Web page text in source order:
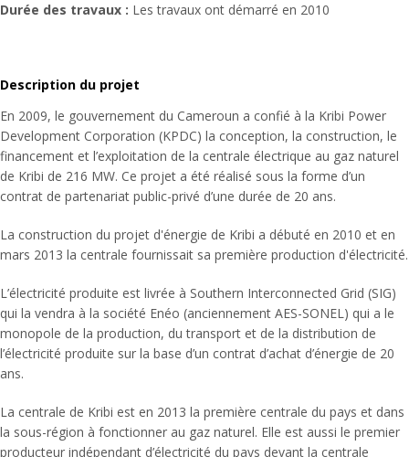
Durée des travaux : Les travaux ont démarré en 2010
Description du projet
En 2009, le gouvernement du Cameroun a confié à la Kribi Power
Development Corporation (KPDC) la conception, la construction, le
financement et l’exploitation de la centrale électrique au gaz naturel
de Kribi de 216 MW. Ce projet a été réalisé sous la forme d’un
contrat de partenariat public-privé d’une durée de 20 ans.
La construction du projet d'énergie de Kribi a débuté en 2010 et en
mars 2013 la centrale fournissait sa première production d'électricité.
L’électricité produite est livrée à Southern Interconnected Grid (SIG)
qui la vendra à la société Enéo (anciennement AES-SONEL) qui a le
monopole de la production, du transport et de la distribution de
l’électricité produite sur la base d’un contrat d’achat d’énergie de 20
ans.
La centrale de Kribi est en 2013 la première centrale du pays et dans
la sous-région à fonctionner au gaz naturel. Elle est aussi le premier
producteur indépendant d’électricité du pays devant la centrale